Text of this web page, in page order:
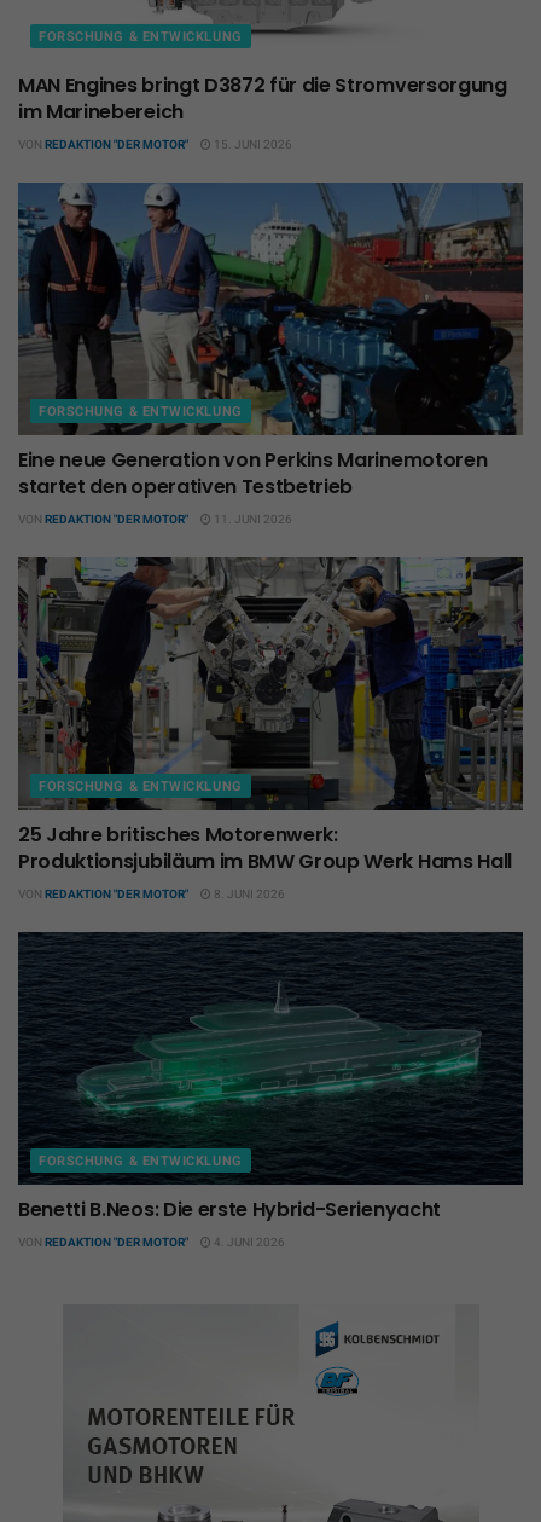
FORSCHUNG & ENTWICKLUNG
MAN Engines bringt D3872 für die Stromversorgung
im Marinebereich
VON REDAKTION "DER MOTOR" 15. JUNI 2026
FORSCHUNG & ENTWICKLUNG
Eine neue Generation von Perkins Marinemotoren
startet den operativen Testbetrieb
VON REDAKTION "DER MOTOR" 11. JUNI 2026
FORSCHUNG & ENTWICKLUNG
25 Jahre britisches Motorenwerk:
Produktionsjubiläum im BMW Group Werk Hams Hall
VON REDAKTION "DER MOTOR" 8. JUNI 2026
FORSCHUNG & ENTWICKLUNG
Benetti B.Neos: Die erste Hybrid-Serienyacht
VON REDAKTION "DER MOTOR" 4. JUNI 2026